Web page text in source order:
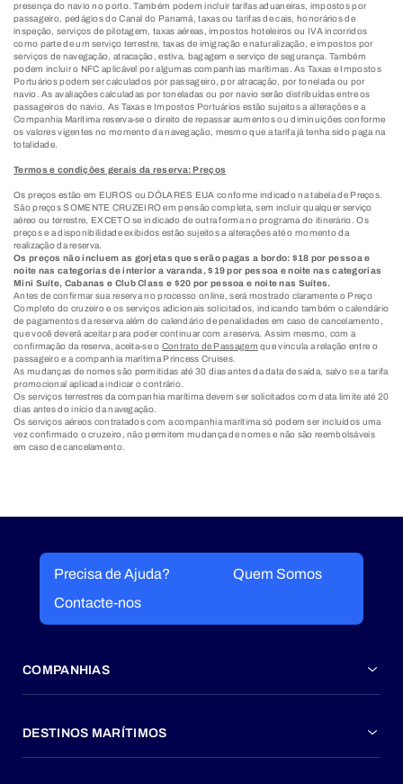
presença do navio no porto. Também podem incluir tarifas aduaneiras, impostos por
passageiro, pedágios do Canal do Panamá, taxas ou tarifas de cais, honorários de
inspeção, serviços de pilotagem, taxas aéreas, impostos hoteleiros ou IVA incorridos
como parte de um serviço terrestre, taxas de imigração e naturalização, e impostos por
serviços de navegação, atracação, estiva, bagagem e serviço de segurança. Também
podem incluir o NFC aplicável por algumas companhias marítimas. As Taxas e Impostos
Portuários podem ser calculados por passageiro, por atracação, por tonelada ou por
navio. As avaliações calculadas por toneladas ou por navio serão distribuídas entre os
passageiros do navio. As Taxas e Impostos Portuários estão sujeitos a alterações e a
Companhia Marítima reserva-se o direito de repassar aumentos ou diminuições conforme
os valores vigentes no momento da navegação, mesmo que a tarifa já tenha sido paga na
totalidade.
Termos e condições gerais da reserva: Preços
Os preços estão em EUROS ou DÓLARES EUA conforme indicado na tabela de Preços.
São preços SOMENTE CRUZEIRO em pensão completa, sem incluir qualquer serviço
aéreo ou terrestre, EXCETO se indicado de outra forma no programa do itinerário. Os
preços e a disponibilidade exibidos estão sujeitos a alterações até o momento da
realização da reserva.
Os preços não incluem as gorjetas que serão pagas a bordo: $18 por pessoa e
noite nas categorias de interior a varanda, $19 por pessoa e noite nas categorias
Mini Suíte, Cabanas e Club Class e $20 por pessoa e noite nas Suítes.
Antes de confirmar sua reserva no processo online, será mostrado claramente o Preço
Completo do cruzeiro e os serviços adicionais solicitados, indicando também o calendário
de pagamentos da reserva além do calendário de penalidades em caso de cancelamento,
que você deverá aceitar para poder continuar com a reserva. Assim mesmo, com a
confirmação da reserva, aceita-se o Contrato de Passagem que vincula a relação entre o
passageiro e a companhia marítima Princess Cruises.
As mudanças de nomes são permitidas até 30 dias antes da data de saída, salvo se a tarifa
promocional aplicada indicar o contrário.
Os serviços terrestres da companhia marítima devem ser solicitados com data limite até 20
dias antes do início da navegação.
Os serviços aéreos contratados com a companhia marítima só podem ser incluídos uma
vez confirmado o cruzeiro, não permitem mudança de nomes e não são reembolsáveis
em caso de cancelamento.
Precisa de Ajuda?
Quem Somos
Contacte-nos
COMPANHIAS
DESTINOS MARÍTIMOS